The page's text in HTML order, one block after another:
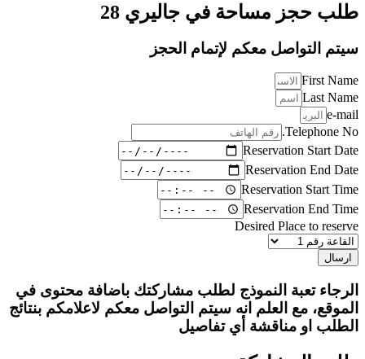
طلب حجز مساحة في جاليري 28
سيتم التواصل معكم لإتمام الحجز
First Name
Last Name
e-mail
Telephone No.
Reservation Start Date
Reservation End Date
Reservation Start Time
Reservation End Time
Desired Place to reserve
ارسال
الرجاء تعبة النموذج لطلب مشاركتك باضافة محتوى في
الموقع، مع العلم انه سيتم التواصل معكم لاعلامكم بنتائج
الطلب او مناقشة أي تفاصيل